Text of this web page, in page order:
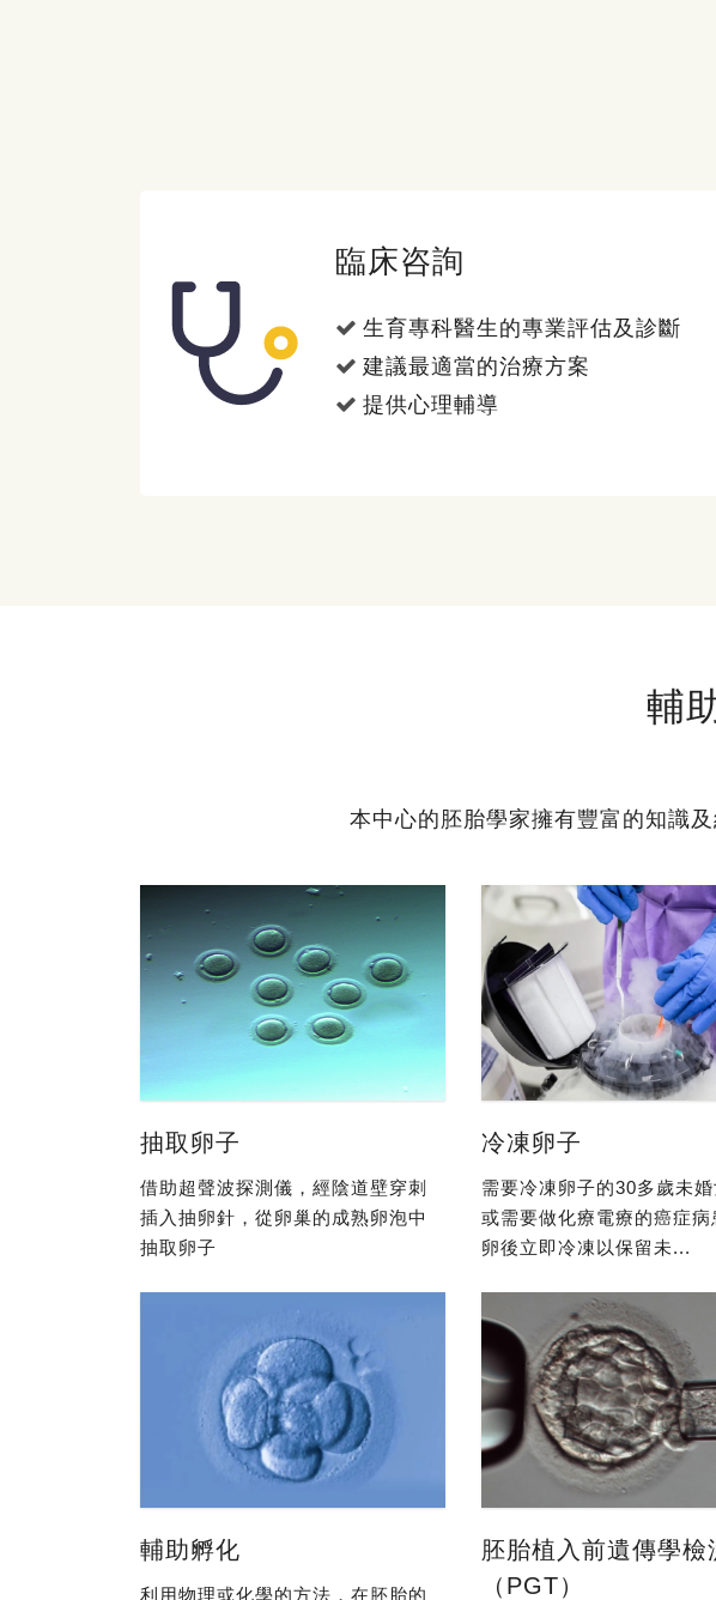
臨床咨詢
生育專科醫生的專業評估及診斷
建議最適當的治療方案
提供心理輔導
輔
本中心的胚胎學家擁有豐富的知識
抽取卵子
借助超聲波探測儀，經陰道壁穿刺
插入抽卵針，從卵巢的成熟卵泡中
抽取卵子
冷凍卵子
需要冷凍卵子的30多歲未婚
或需要做化療電療的癌症病
卵後立即冷凍以保留未...
輔助孵化
利用物理或化學的方法，在胚胎的
胚胎植入前遺傳學檢
（PGT）